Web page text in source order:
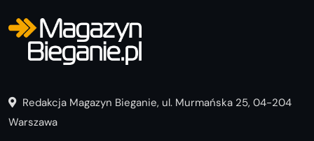
Redakcja Magazyn Bieganie, ul. Murmańska 25, 04-204
Warszawa